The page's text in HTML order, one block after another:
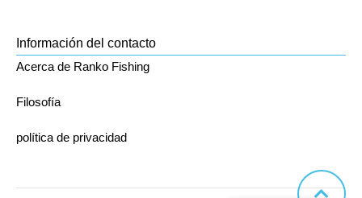
Información del contacto
Acerca de Ranko Fishing
Filosofía
política de privacidad